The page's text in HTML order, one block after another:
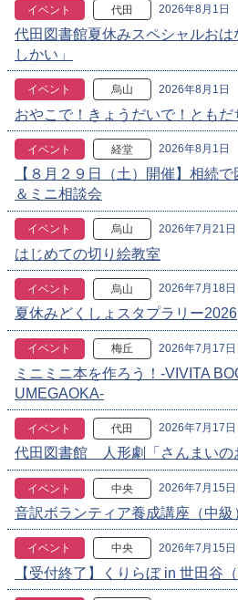
イベント 代田 2026年8月1日
代田図書館夏休みスペシャルお
しかい」
イベント 烏山 2026年8月1日
おやこで！きょうだいで！とも
イベント 経堂 2026年8月1日
【８月２９日（土）開催】相続
＆ミニ相談会
イベント 烏山 2026年7月21日
はじめての切り絵教室
イベント 烏山 2026年7月18日
夏休みどくしょスタプラリー2026
イベント 梅丘 2026年7月17日
ミニミニ本を作ろう！-VIVITA
UMEGAOKA-
イベント 代田 2026年7月17日
代田図書館 人形劇「さんまいの
イベント 中央 2026年7月15日
音訳ボランティア養成講座（中
イベント 中央 2026年7月15日
【受付終了】くりらぼ in 世田谷